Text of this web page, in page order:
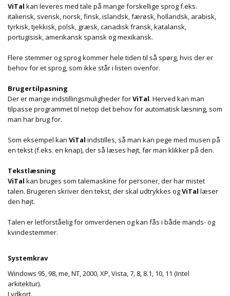
ViTal kan leveres med tale på mange forskellige sprog f.eks.
italiensk, svensk, norsk, finsk, islandsk, færøsk, hollandsk, arabisk,
tyrkisk, tjekkisk, polsk, græsk, canadisk fransk, katalansk,
portugisisk, amerikansk spansk og mexikansk.
Flere stemmer og sprog kommer hele tiden til så spørg, hvis der er
behov for et sprog, som ikke står i listen ovenfor.
Brugertilpasning
Der er mange indstillingsmuligheder forViTal. Herved kan man
tilpasse programmet til netop det behov for automatisk læsning, som
man har brug for.
Som eksempel kan ViTal indstilles, så man kan pege med musen på
en tekst (f.eks. en knap), der så læses højt, før man klikker på den.
Tekstlæsning
ViTal kan bruges som talemaskine for personer, der har mistet
talen. Brugeren skriver den tekst, der skal udtrykkes ogViTal læser
den højt.
Talen er letforståelig for omverdenen og kan fås i både mands- og
kvindestemmer.
Systemkrav
Windows 95, 98, me, NT, 2000, XP, Vista, 7, 8, 8.1, 10, 11 (Intel
arkitektur).
Lydkort.